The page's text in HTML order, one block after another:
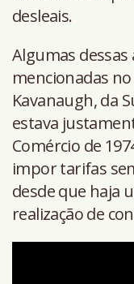
desleais.
Algumas
mencionadas
Kavanaugh, da
estava
Comércio de
impor tarifas
desde que haja
realização de